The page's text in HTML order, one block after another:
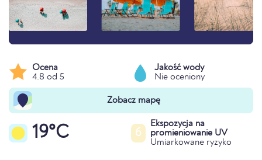
Ocena
4.8 od 5
Jakość wody
Nie oceniony
Zobacz mapę
19°C 6
Ekspozycja na
promieniowanie UV
Umiarkowane ryzyko